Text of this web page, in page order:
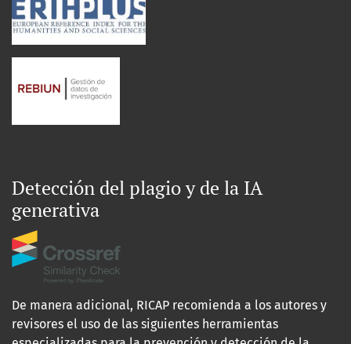
Detección del plagio y de la IA
generativa
De manera adicional, RICAP recomienda a los autores y
revisores el uso de las siguientes herramientas